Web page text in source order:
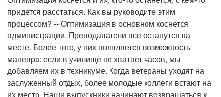
придется расстаться. Как вы руководите этим
процессом? -- Оптимизация в основном коснется
администрации. Преподаватели все останутся на
месте. Более того, у них появляется возможность
маневра: если в училище не хватает часов, мы
добавляем их в техникуме. Когда ветераны уходят на
заслуженный отдых, более молодые коллеги встают на
их место. Наши выпускники начинают возвращаться к